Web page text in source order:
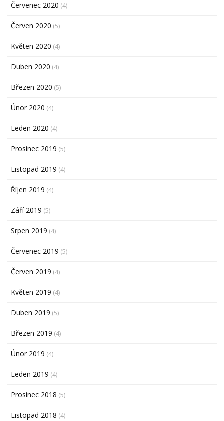
Červenec 2020 (4)
Červen 2020 (5)
Květen 2020 (4)
Duben 2020 (4)
Březen 2020 (5)
Únor 2020 (4)
Leden 2020 (4)
Prosinec 2019 (5)
Listopad 2019 (4)
Říjen 2019 (4)
Září 2019 (5)
Srpen 2019 (4)
Červenec 2019 (5)
Červen 2019 (4)
Květen 2019 (4)
Duben 2019 (5)
Březen 2019 (4)
Únor 2019 (4)
Leden 2019 (4)
Prosinec 2018 (5)
Listopad 2018 (4)